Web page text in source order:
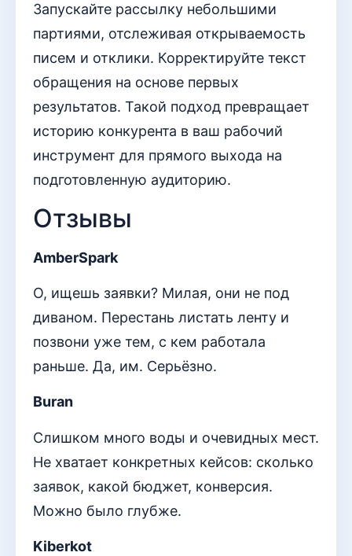
Запускайте рассылку небольшими
партиями, отслеживая открываемость
писем и отклики. Корректируйте текст
обращения на основе первых
результатов. Такой подход превращает
историю конкурента в ваш рабочий
инструмент для прямого выхода на
подготовленную аудиторию.
Отзывы
AmberSpark
О, ищешь заявки? Милая, они не под
диваном. Перестань листать ленту и
позвони уже тем, с кем работала
раньше. Да, им. Серьёзно.
Buran
Слишком много воды и очевидных мест.
Не хватает конкретных кейсов: сколько
заявок, какой бюджет, конверсия.
Можно было глубже.
Kiberkot